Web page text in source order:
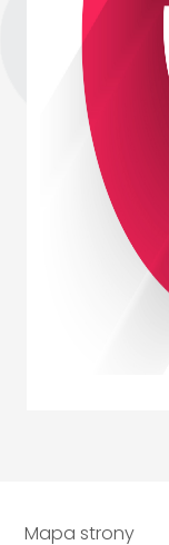
Mapa strony